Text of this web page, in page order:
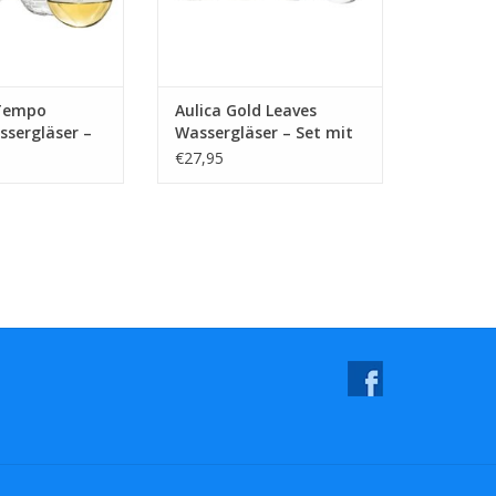
–
Aulica Gold Leaves
Wassergläser – Set mit
4 Stück
€27,95